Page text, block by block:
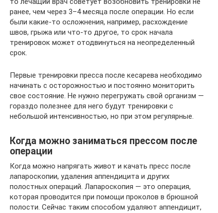
ранее, чем через 3–4 месяца после операции. Но если
были какие-то осложнения, например, расхождение
швов, грыжа или что-то другое, то срок начала
тренировок может отодвинуться на неопределенный
срок.
Первые тренировки пресса после кесарева необходимо
начинать с осторожностью и постоянно мониторить
свое состояние. Не нужно перегружать свой организм —
гораздо полезнее для него будут тренировки с
небольшой интенсивностью, но при этом регулярные.
Когда можно заниматься прессом после
операции
Когда можно напрягать живот и качать пресс после
лапароскопии, удаления аппендицита и других
полостных операций. Лапароскопия — это операция,
которая проводится при помощи проколов в брюшной
полости. Сейчас таким способом удаляют аппендицит,